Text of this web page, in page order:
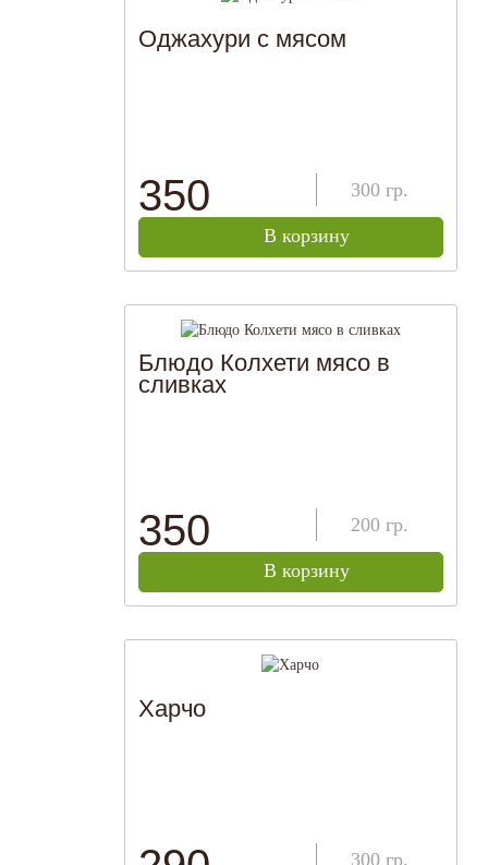
Оджахури с мясом
350 300 гр.
В корзину
Блюдо Колхети мясо в
сливках
350 200 гр.
В корзину
Харчо
300 гр.